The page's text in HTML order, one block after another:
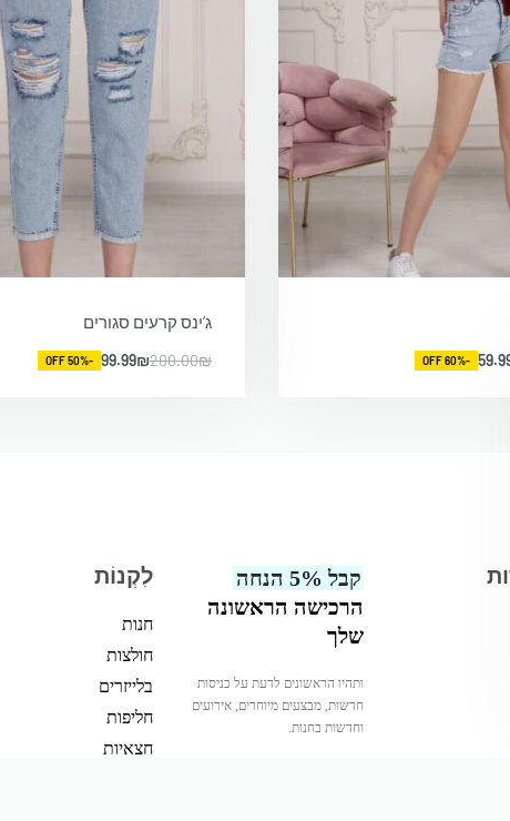
-60% OFF
ג’ינס קרעים סגורים
200.00₪
99.99₪
-50% OFF
קבל 5% הנחה
הרכישה הראשונה
שלך
ותהיו הראשונים לדעת על כניסות
חדשות, מבצעים מיוחדים, אירועים
וחדשות בחנות.
לִקְנוֹת
חנות
חולצות
בלייזרים
חליפות
חצאיות